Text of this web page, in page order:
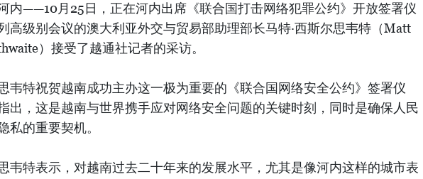
内——10月25日，正在河内出席《联合国打击网络犯罪公约》开放签署仪
高级别会议的澳大利亚外交与贸易部助理部长马特·西斯尔思韦特（Matt
）接受了越通社记者的采访。
韦特祝贺越南成功主办这一极为重要的《联合国网络安全公约》签署仪
出，这是越南与世界携手应对网络安全问题的关键时刻，同时是确保人民
私的重要契机。
韦特表示，对越南过去二十年来的发展水平，尤其是像河内这样的城市表